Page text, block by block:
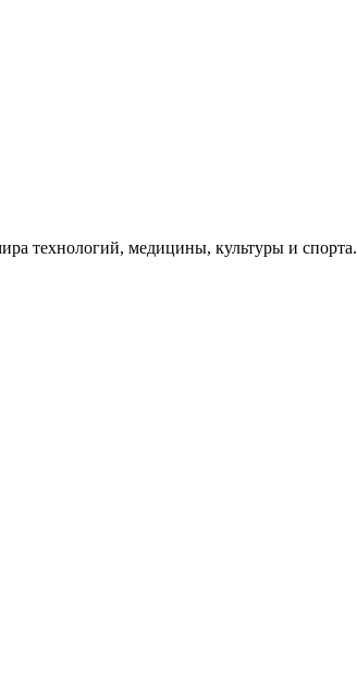
технологий, медицины, культуры и спорта.